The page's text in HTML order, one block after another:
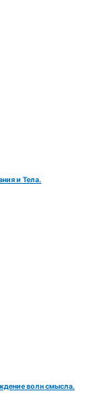
и Тела.
волн смысла.